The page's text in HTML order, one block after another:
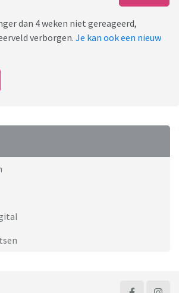
dan 4 weken niet gereageerd,
verborgen. Je kan ook een nieuw